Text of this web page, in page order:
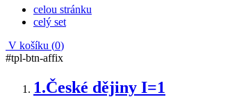
celou stránku
celý set
V košíku (0)
#tpl-btn-affix
1.České dějiny I=1